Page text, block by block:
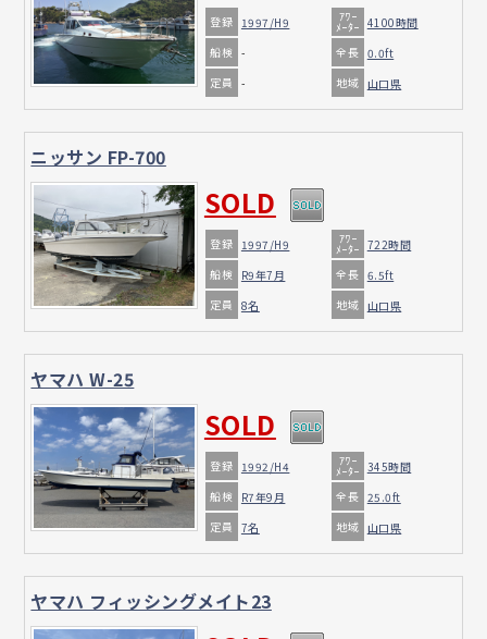
登録 1997/H9 ｱﾜｰ
ﾒｰﾀｰ 4100時間
船検 - 全長 0.0ft
定員 - 地域 山口県
ニッサン FP-700
SOLD
登録 1997/H9 ｱﾜｰ
ﾒｰﾀｰ 722時間
船検
R9年7月 全長 6.5ft
定員 8名 地域 山口県
ヤマハ W-25
SOLD
登録 1992/H4 ｱﾜｰ
ﾒｰﾀｰ 345時間
船検
R7年9月 全長 25.0ft
定員 7名 地域 山口県
ヤマハ フィッシングメイト23